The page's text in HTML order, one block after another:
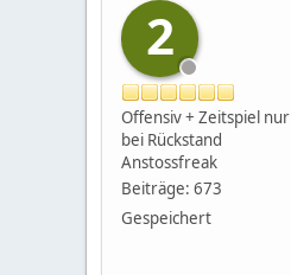
2
Offensiv + Zeitspiel nur
bei Rückstand
Anstossfreak
Beiträge: 673
Gespeichert